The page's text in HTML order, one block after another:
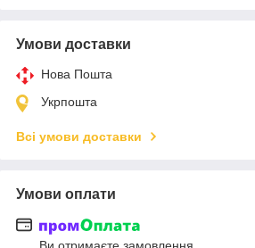
Умови доставки
Нова Пошта
Укрпошта
Всі умови доставки
Умови оплати